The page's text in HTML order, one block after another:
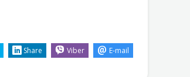
Share Viber E-mail